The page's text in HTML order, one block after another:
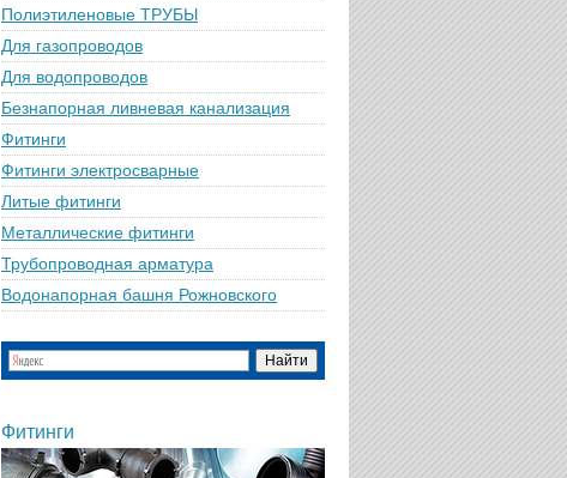
Полиэтиленовые ТРУБЫ
Для газопроводов
Для водопроводов
Безнапорная ливневая канализация
Фитинги
Фитинги электросварные
Литые фитинги
Металлические фитинги
Трубопроводная арматура
Водонапорная башня Рожновского
Фитинги